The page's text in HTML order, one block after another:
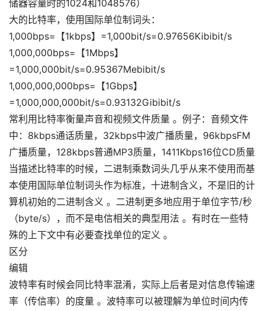
储器容量时的1024和1048576）
大的比特率，使用国际单位制词头：
1,000bps=【1kbps】=1,000bit/s=0.97656Kibibit/s
1,000,000bps=【1Mbps】
=1,000,000bit/s=0.95367Mebibit/s
1,000,000,000bps=【1Gbps】
=1,000,000,000bit/s=0.93132Gibibit/s
常利用比特率衡量声音和视频文件质量 。例子：音频文件
中：8kbps通话质量，32kbps中波广播质量，96kbpsFM
广播质量，128kbps普通MP3质量，1411Kbps16位CD质量
当描述比特率的时候，二进制乘数词头几乎从来不使用而基
本使用国际单位制词头作为标准，十进制含义，不是旧的计
算机初始的二进制含义 。二进制更多地应用于单位字节/秒
（byte/s），而不是电信相关的典型用法 。有时在一些特
殊的上下文中有必要查找单位的定义 。
区分
编辑
波特率有时候会同比特率混淆，实际上后者是对信息传输速
率（传信率）的度量 。波特率可以被理解为单位时间内传